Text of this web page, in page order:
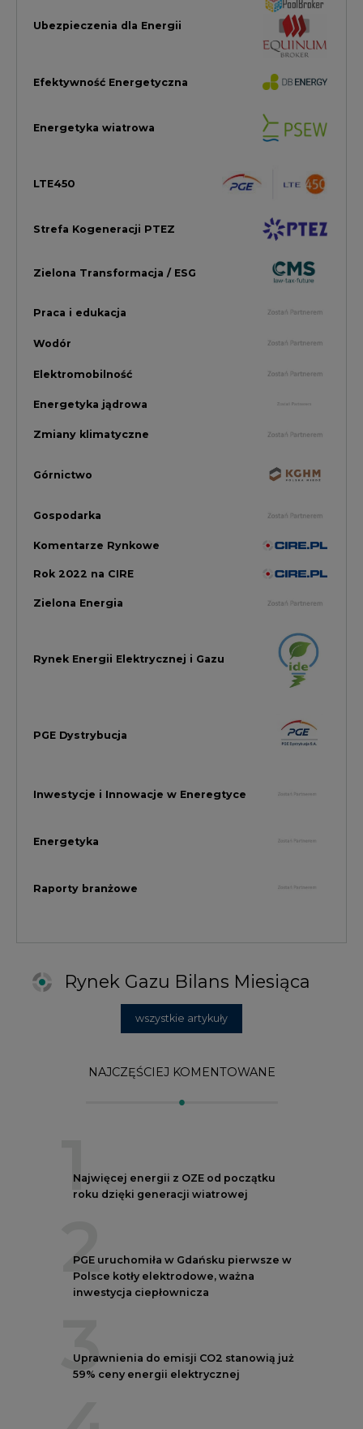
Zielona Transformacja / ESG
Elektromobilność
Zmiany klimatyczne
Górnictwo
Gospodarka
Rynek Energii Elektrycznej i Gazu
Inwestycje i Innowacje w Eneregtyce
Energetyka
Rynek Gazu Bilans Miesiąca
1
2
PGE uruchomiła w Gdańsku pierwsze w
Polsce kotły elektrodowe, ważna
3
4
Czy inwazja Rosji na Ukrainę przyśpieszy
5
Postawy Polek i Polaków wobec zmian